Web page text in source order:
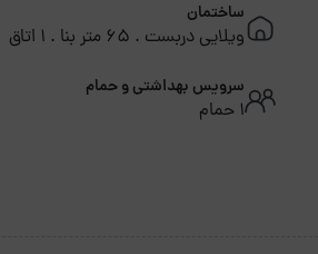
ساختمان
ویلایی دربست . 65 متر بنا . 1 اتاق
سرویس بهداشتی و حمام
1 حمام